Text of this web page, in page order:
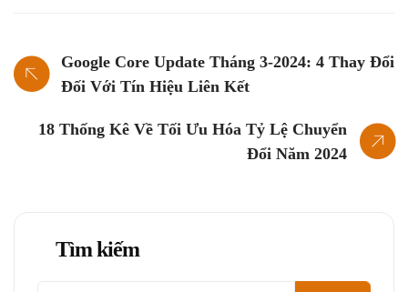
Google Core Update Tháng 3-2024: 4 Thay Đổi
Đối Với Tín Hiệu Liên Kết
18 Thống Kê Về Tối Ưu Hóa Tỷ Lệ Chuyển
Đổi Năm 2024
Tìm kiếm